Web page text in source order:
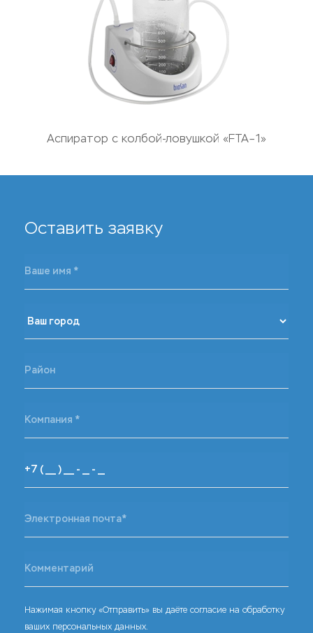
Аспиратор с колбой-ловушкой «FTA–1»
Оставить заявку
Нажимая кнопку «Отправить» вы даёте согласие на обработку
ваших персональных данных.